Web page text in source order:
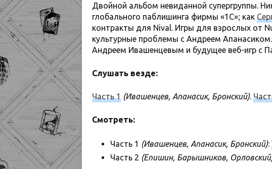
Двойной альбом невиданной супергруппы.
глобального паблишинга фирмы «1С»; как
контракты для Nival. Игры для взрослых от
культурные проблемы с Андреем
Андреем Ивашенцевым и будущее веб-игр с
Слушать везде:
Часть 1 (Ивашенцев, Апанасик, Бронский).
Смотреть:
Часть 1 (Ивашенцев, Апанасик, Бронский):
Часть 2 (Епишин, Барышников,